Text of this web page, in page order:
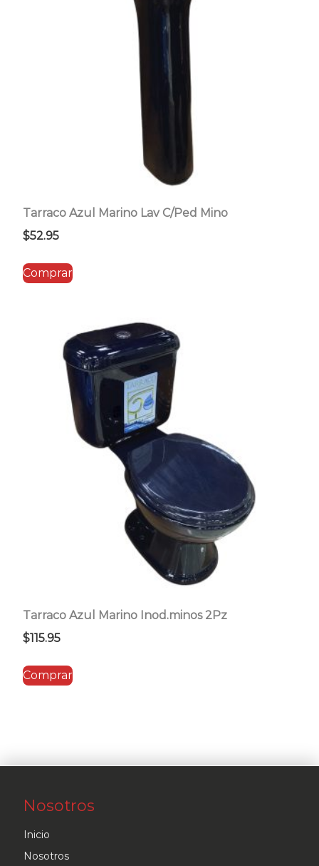
Tarraco Azul Marino Lav C/Ped Mino
$52.95
Comprar
Tarraco Azul Marino Inod.minos 2Pz
$115.95
Comprar
Nosotros
Inicio
Nosotros